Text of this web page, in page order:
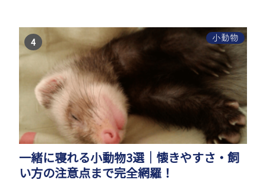
15c...
小動物
一緒に寝れる小動物3選｜懐きやすさ・飼
い方の注意点まで完全網羅！